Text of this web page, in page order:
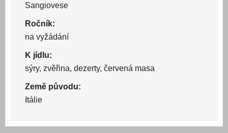
Sangiovese
Ročník:
na vyžádání
K jídlu:
sýry, zvěřina, dezerty, červená masa
Země původu:
Itálie